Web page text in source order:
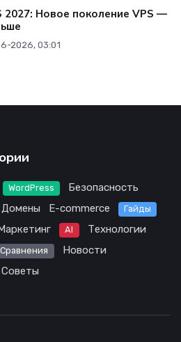
2027: Новое поколение VPS —
2026, 03:01
WordPress
Безопасность
Домены E-commerce Гайды
AI
Технологии
Сравнения
Новости
Советы